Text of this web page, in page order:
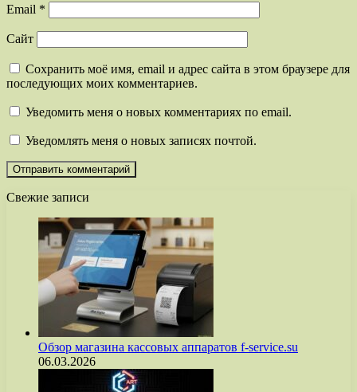
Email *
Сайт
Сохранить моё имя, email и адрес сайта в этом браузере для
последующих моих комментариев.
Уведомить меня о новых комментариях по email.
Уведомлять меня о новых записях почтой.
Свежие записи
Обзор магазина кассовых аппаратов f-service.su
06.03.2026